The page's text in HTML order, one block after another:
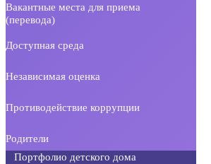
Вакантные места для приема
(перевода)
Доступная среда
Независимая оценка
Противодействие коррупции
Родители
Портфолио детского дома